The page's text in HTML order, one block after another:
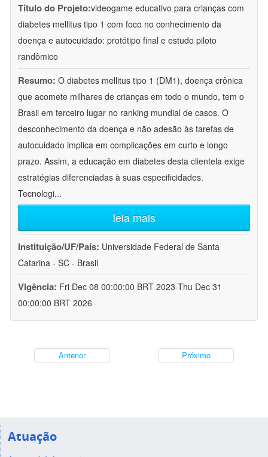
Título do Projeto:videogame educativo para crianças com
diabetes mellitus tipo 1 com foco no conhecimento da
doença e autocuidado: protótipo final e estudo piloto
randômico
Resumo: O diabetes mellitus tipo 1 (DM1), doença crônica
que acomete milhares de crianças em todo o mundo, tem o
Brasil em terceiro lugar no ranking mundial de casos. O
desconhecimento da doença e não adesão às tarefas de
autocuidado implica em complicações em curto e longo
prazo. Assim, a educação em diabetes desta clientela exige
estratégias diferenciadas à suas especificidades.
Tecnologi...
leia mais
Instituição/UF/País: Universidade Federal de Santa
Catarina - SC - Brasil
Vigência: Fri Dec 08 00:00:00 BRT 2023-Thu Dec 31
00:00:00 BRT 2026
Anterior Próximo
Atuação